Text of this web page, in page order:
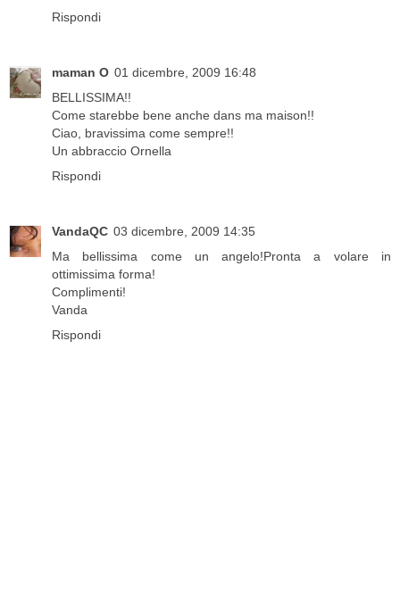
Rispondi
maman O 01 dicembre, 2009 16:48
BELLISSIMA!!
Come starebbe bene anche dans ma maison!!
Ciao, bravissima come sempre!!
Un abbraccio Ornella
Rispondi
VandaQC 03 dicembre, 2009 14:35
Ma bellissima come un angelo!Pronta a volare in
ottimissima forma!
Complimenti!
Vanda
Rispondi